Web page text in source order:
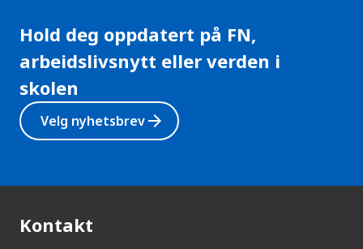
Hold deg oppdatert på FN,
arbeidslivsnytt eller verden i
skolen
Velg nyhetsbrevarrow_forward
Kontakt